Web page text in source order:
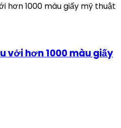
với hơn 1000 màu giấy